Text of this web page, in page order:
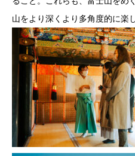
山をより深くより多角度的に楽